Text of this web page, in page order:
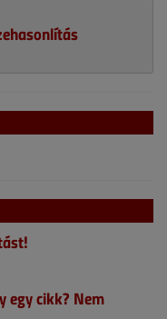
egy cikk? Nem